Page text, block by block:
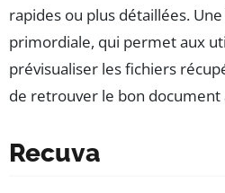
rapides ou plus détaillées.
primordiale, qui permet aux
prévisualiser les fichiers
de retrouver le bon document
Recuva